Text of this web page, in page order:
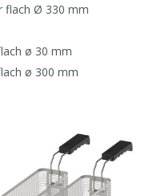
flach Ø 330 mm
ø 30 mm
ø 300 mm